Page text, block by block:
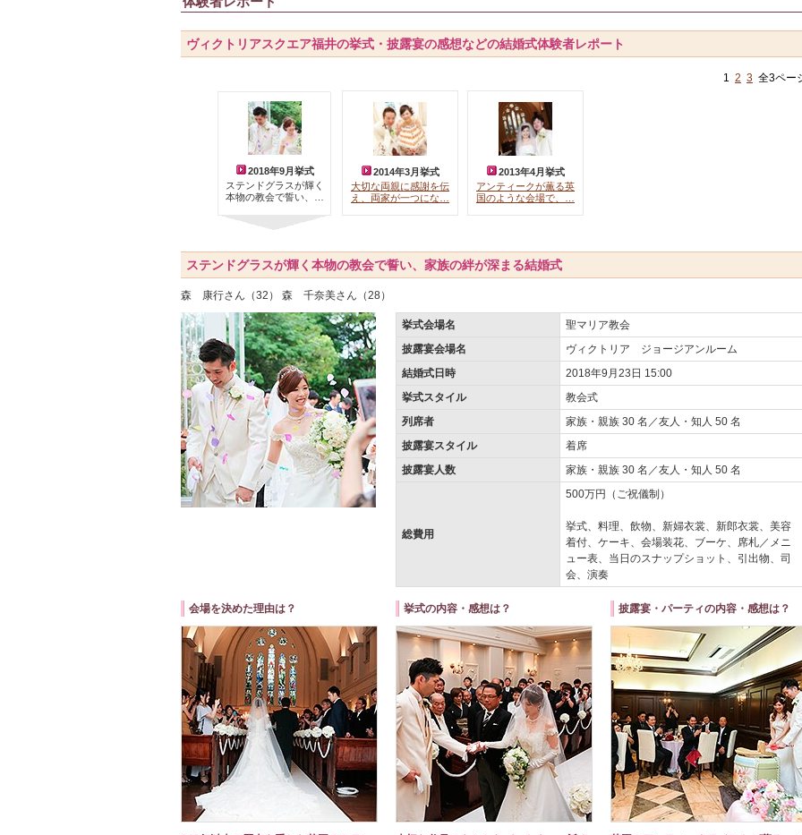
ヴィクトリアスクエア福井の挙式・披露宴の感想などの結婚式体験者レポート
1 2 3 全3ペー
2018年9月挙式
ステンドグラスが輝く
本物の教会で誓い、…
2014年3月挙式
大切な両親に感謝を伝
え、両家が一つにな…
2013年4月挙式
アンティークが薫る英
国のような会場で、…
ステンドグラスが輝く本物の教会で誓い、家族の絆が深まる結婚式
森 康行さん（32） 森 千奈美さん（28）
挙式会場名
聖マリア教会
披露宴会場名
ヴィクトリア ジョージアンルーム
結婚式日時
2018年9月23日 15:00
挙式スタイル
教会式
列席者
家族・親族 30 名／友人・知人 50 名
披露宴スタイル
着席
披露宴人数
家族・親族 30 名／友人・知人 50 名
総費用
500万円（ご祝儀制）
挙式、料理、飲物、新婦衣裳、新郎衣裳、美容
着付、ケーキ、会場装花、ブーケ、席札／メニ
ュー表、当日のスナップショット、引出物、司
会、演奏
会場を決めた理由は？ 挙式の内容・感想は？ 披露宴・パーティの内容・感想は？